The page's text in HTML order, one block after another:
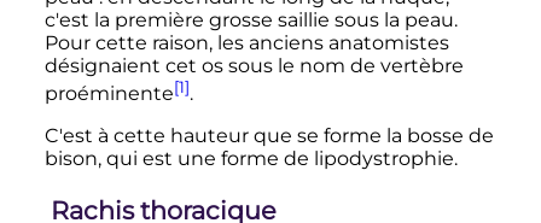
c'est la première grosse saillie sous la peau.
Pour cette raison, les anciens anatomistes
désignaient cet os sous le nom de vertèbre
proéminente[1].
C'est à cette hauteur que se forme la bosse de
bison, qui est une forme de lipodystrophie.
Rachis thoracique